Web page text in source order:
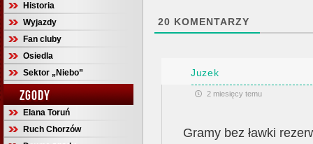
Historia
Wyjazdy
Fan cluby
Osiedla
Sektor „Niebo”
ZGODY
Elana Toruń
Ruch Chorzów
20 KOMENTARZY
Juzek
2 miesięcy temu
Gramy bez ławki